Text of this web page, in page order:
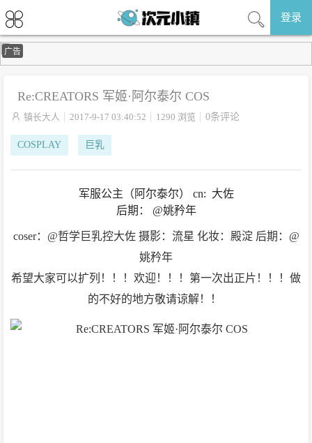
登录
广告
Re:CREATORS 军姬·阿尔泰尔 COS
 镇长大人 2017-9-17 03:40:52 1290 浏览 0条评论
COSPLAY 巨乳
军服公主（阿尔泰尔） cn: 大佐
后期： @姚矜年
coser：@哲学巨乳控大佐 摄影：流星 化妆：殿淀 后期：@
姚矜年
希望大家可以扩列！！！欢迎！！！第一次出正片！！！做
的不好的地方敬请谅解！！